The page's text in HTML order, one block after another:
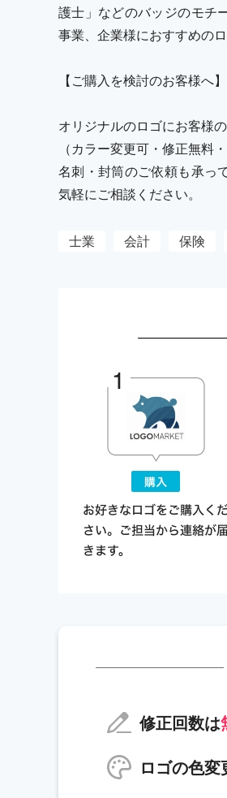
護士」などのバッジのモチ
事業、企業様におすすめのロ
【ご購入を検討のお客様へ】
オリジナルのロゴにお客様
（カラー変更可・修正無料
名刺・封筒のご依頼も承っ
気軽にご相談ください。
士業 会計 保険
修正回数は
ロゴの色変